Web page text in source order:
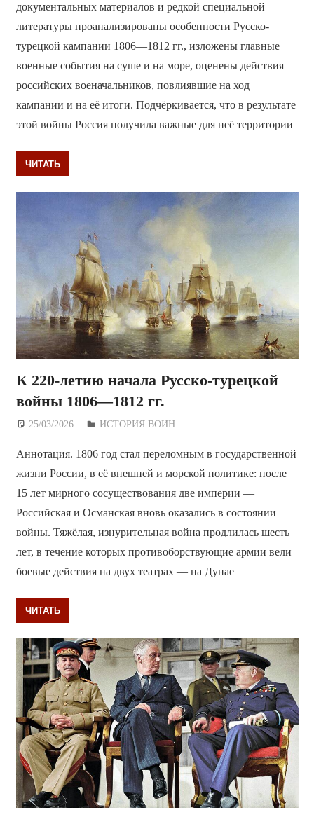
документальных материалов и редкой специальной
литературы проанализированы особенности Русско-
турецкой кампании 1806—1812 гг., изложены главные
военные события на суше и на море, оценены действия
российских военачальников, повлиявшие на ход
кампании и на её итоги. Подчёркивается, что в результате
этой войны Россия получила важные для неё территории
ЧИТАТЬ
К 220-летию начала Русско-турецкой
войны 1806—1812 гг.
25/03/2026 Дежурный по Редакции
ИСТОРИЯ ВОИН
Аннотация. 1806 год стал переломным в государственной
жизни России, в её внешней и морской политике: после
15 лет мирного сосуществования две империи —
Российская и Османская вновь оказались в состоянии
войны. Тяжёлая, изнурительная война продлилась шесть
лет, в течение которых противоборствующие армии вели
боевые действия на двух театрах — на Дунае
ЧИТАТЬ